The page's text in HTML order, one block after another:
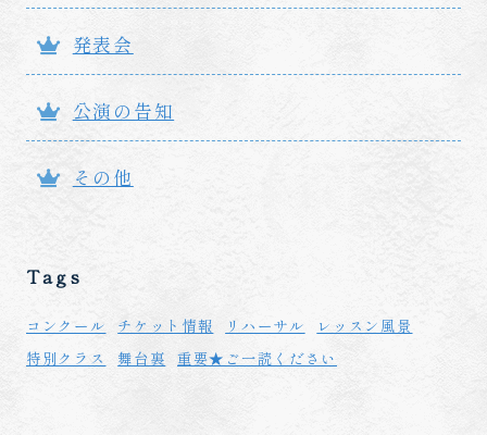
発表会
公演の告知
その他
Tags
コンクール チケット情報 リハーサル
レッスン風景
特別クラス
舞台裏 重要★ご一読ください